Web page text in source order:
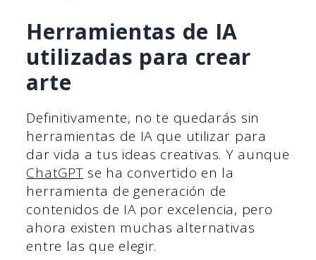
Herramientas de IA
utilizadas para crear
arte
Definitivamente, no te quedarás sin
herramientas de IA que utilizar para
dar vida a tus ideas creativas. Y aunque
ChatGPT se ha convertido en la
herramienta de generación de
contenidos de IA por excelencia, pero
ahora existen muchas alternativas
entre las que elegir.